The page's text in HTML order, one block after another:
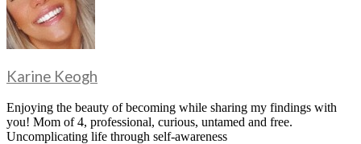
Karine Keogh
Enjoying the beauty of becoming while sharing my findings with
you! Mom of 4, professional, curious, untamed and free.
Uncomplicating life through self-awareness